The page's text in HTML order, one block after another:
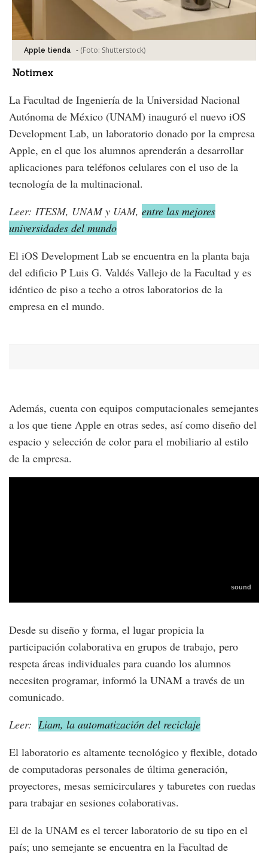
Apple tienda - (Foto: Shutterstock)
Notimex
La Facultad de Ingeniería de la Universidad Nacional
Autónoma de México (UNAM) inauguró el nuevo iOS
Development Lab, un laboratorio donado por la empresa
Apple, en el que los alumnos aprenderán a desarrollar
aplicaciones para teléfonos celulares con el uso de la
tecnología de la multinacional.
Leer: ITESM, UNAM y UAM, entre las mejores
universidades del mundo
El iOS Development Lab se encuentra en la planta baja
del edificio P Luis G. Valdés Vallejo de la Facultad y es
idéntico de piso a techo a otros laboratorios de la
empresa en el mundo.
Además, cuenta con equipos computacionales semejantes
a los que tiene Apple en otras sedes, así como diseño del
espacio y selección de color para el mobiliario al estilo
de la empresa.
Desde su diseño y forma, el lugar propicia la
participación colaborativa en grupos de trabajo, pero
respeta áreas individuales para cuando los alumnos
necesiten programar, informó la UNAM a través de un
comunicado.
Leer: Liam, la automatización del reciclaje
El laboratorio es altamente tecnológico y flexible, dotado
de computadoras personales de última generación,
proyectores, mesas semicirculares y taburetes con ruedas
para trabajar en sesiones colaborativas.
El de la UNAM es el tercer laboratorio de su tipo en el
país; uno semejante se encuentra en la Facultad de